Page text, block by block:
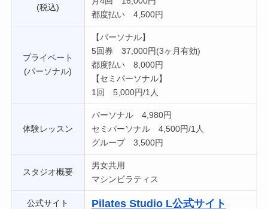
(税込)
都度払い 4,500円
プライベート
(パーソナル)
【パーソナル】
5回券 37,000円(3ヶ月有効)
都度払い 8,000円
【セミパーソナル】
1回 5,000円/1人
体験レッスン
パーソナル 4,980円
セミパーソナル 4,500円/1人
グループ 3,500円
スタジオ概要
男女共用
マシンピラティス
公式サイト Pilates Studio L公式サイト